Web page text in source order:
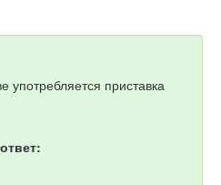
употребляется приставка